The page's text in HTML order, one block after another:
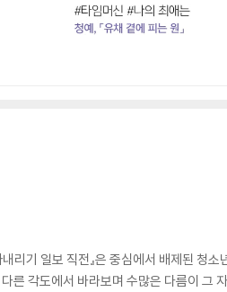
리기 일보 직전』은 중심에서 배제된 청
른 각도에서 바라보며 수많은 다름이 그